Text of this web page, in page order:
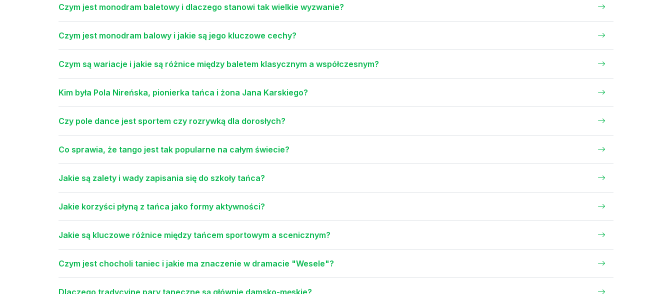
Czym jest monodram baletowy i dlaczego stanowi tak wielkie wyzwanie?
Czym jest monodram balowy i jakie są jego kluczowe cechy?
Czym są wariacje i jakie są różnice między baletem klasycznym a współczesnym?
Kim była Pola Nireńska, pionierka tańca i żona Jana Karskiego?
Czy pole dance jest sportem czy rozrywką dla dorosłych?
Co sprawia, że tango jest tak popularne na całym świecie?
Jakie są zalety i wady zapisania się do szkoły tańca?
Jakie korzyści płyną z tańca jako formy aktywności?
Jakie są kluczowe różnice między tańcem sportowym a scenicznym?
Czym jest chocholi taniec i jakie ma znaczenie w dramacie "Wesele"?
Dlaczego tradycyjne pary taneczne są głównie damsko-męskie?